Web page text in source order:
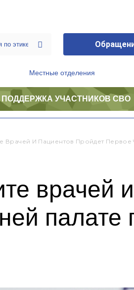
Местные отделения
ПОДДЕРЖКА УЧАСТНИКОВ СВО
Врачей И Пациентов Пройдет Первое
врачей
палате